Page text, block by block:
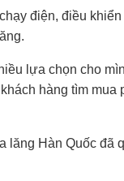
điện, điều khiển
lựa chọn cho
hàng tìm mua
lăng Hàn Quốc đã